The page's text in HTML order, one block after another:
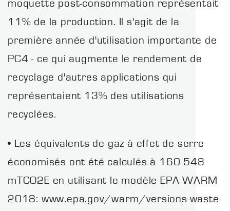
moquette post-consommation représentait
11% de la production. Il s'agit de la
première année d'utilisation importante de
PC4 - ce qui augmente le rendement de
recyclage d'autres applications qui
représentaient 13% des utilisations
recyclées.
• Les équivalents de gaz à effet de serre
économisés ont été calculés à 160 548
mTCO2E en utilisant le modèle EPA WARM
2018: www.epa.gov/warm/versions-waste-